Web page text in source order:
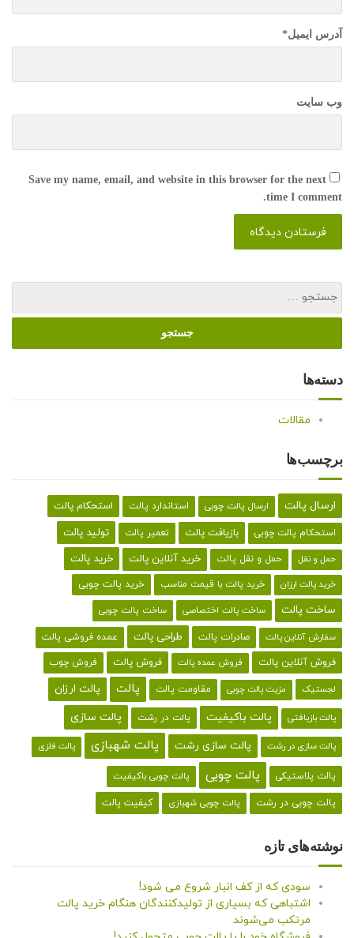
آدرس ایمیل*
وب سایت
Save my name, email, and website in this browser for the next
time I comment.
دسته‌ها
مقالات
برچسب‌ها
ارسال پالت ارسال پالت چوبی استاندارد پالت استحکام پالت
استحکام پالت چوبی بازیافت پالت تعمیر پالت تولید پالت
حمل و نقل حمل و نقل پالت خرید آنلاین پالت خرید پالت
خرید پالت ارزان خرید پالت با قیمت مناسب خرید پالت چوبی
ساخت پالت ساخت پالت اختصاصی ساخت پالت چوبی
سفارش آنلاین پالت صادرات پالت طراحی پالت عمده فروشی پالت
فروش آنلاین پالت فروش عمده پالت فروش پالت فروش چوب
لجستیک مزیت پالت چوبی مقاومت پالت پالت پالت ارزان
پالت بازیافتی پالت باکیفیت پالت در رشت پالت سازی
پالت سازی در رشت پالت سازی رشت پالت شهبازی پالت فلزی
پالت پلاستیکی پالت چوبی پالت چوبی باکیفیت
پالت چوبی در رشت پالت چوبی شهبازی کیفیت پالت
نوشته‌های تازه
سودی که از کف انبار شروع می شود!
اشتباهی که بسیاری از تولیدکنندگان هنگام خرید پالت
مرتکب می‌شوند